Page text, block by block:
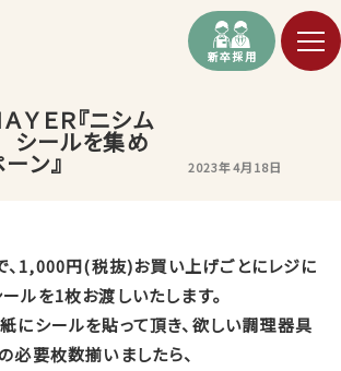
新卒採用
ＹＥＲ『ニシム
ールを集め
ン』 2023年4月18日
、1,000円(税抜)お買い上げごとにレジに
ルを1枚お渡しいたします。
にシールを貼って頂き、欲しい調理器具
の必要枚数揃いましたら、